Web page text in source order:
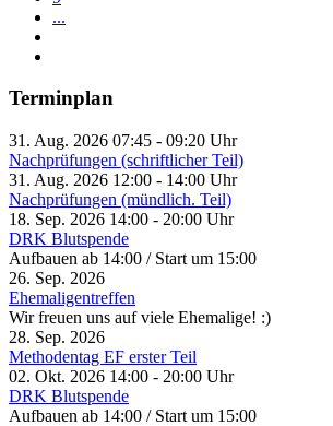
...
Terminplan
31. Aug. 2026 07:45 - 09:20 Uhr
Nachprüfungen (schriftlicher Teil)
31. Aug. 2026 12:00 - 14:00 Uhr
Nachprüfungen (mündlich. Teil)
18. Sep. 2026 14:00 - 20:00 Uhr
DRK Blutspende
Aufbauen ab 14:00 / Start um 15:00
26. Sep. 2026
Ehemaligentreffen
Wir freuen uns auf viele Ehemalige! :)
28. Sep. 2026
Methodentag EF erster Teil
02. Okt. 2026 14:00 - 20:00 Uhr
DRK Blutspende
Aufbauen ab 14:00 / Start um 15:00